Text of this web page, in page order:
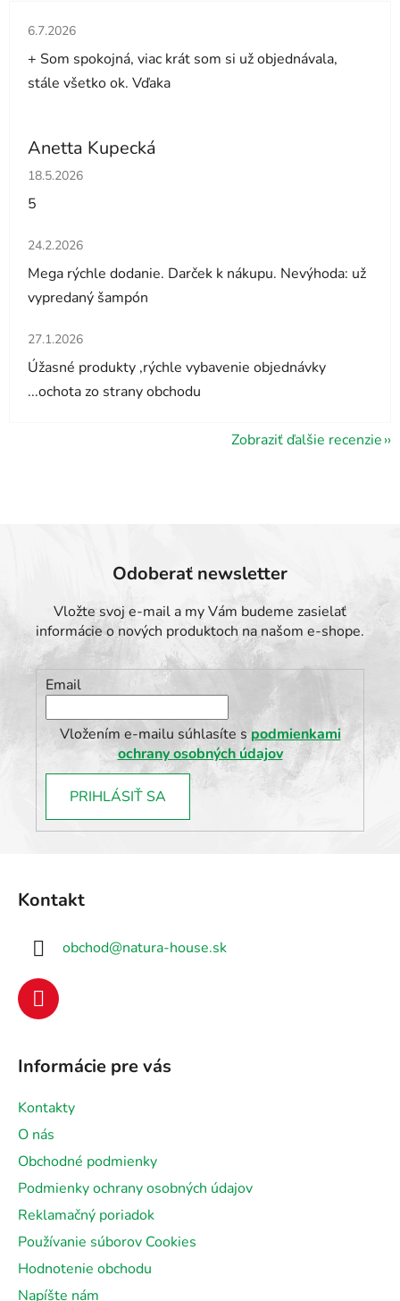
Hodnotenie obchodu je 5 z 5 hviezdičiek.
6.7.2026
+ Som spokojná, viac krát som si už objednávala,
stále všetko ok. Vďaka
Anetta Kupecká
Hodnotenie obchodu je 5 z 5 hviezdičiek.
18.5.2026
5
Hodnotenie obchodu je 5 z 5 hviezdičiek.
24.2.2026
Mega rýchle dodanie. Darček k nákupu. Nevýhoda: už
vypredaný šampón
Hodnotenie obchodu je 5 z 5 hviezdičiek.
27.1.2026
Úžasné produkty ,rýchle vybavenie objednávky
...ochota zo strany obchodu
Zobraziť ďalšie recenzie
Odoberať newsletter
Vložte svoj e-mail a my Vám budeme zasielať
informácie o nových produktoch na našom e-shope.
Email
Vložením e-mailu súhlasíte spodmienkami
ochrany osobných údajov
PRIHLÁSIŤ SA
Kontakt
obchod@natura-house.sk
Informácie pre vás
Kontakty
O nás
Obchodné podmienky
Podmienky ochrany osobných údajov
Reklamačný poriadok
Používanie súborov Cookies
Hodnotenie obchodu
Napíšte nám